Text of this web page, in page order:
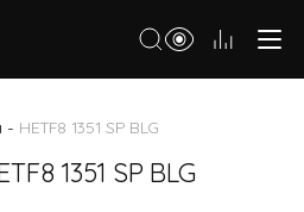
- HETF8 1351 SP BLG
1351 SP BLG